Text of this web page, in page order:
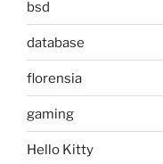
bsd
database
florensia
gaming
Hello Kitty